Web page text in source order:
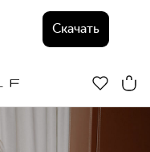
Скачать